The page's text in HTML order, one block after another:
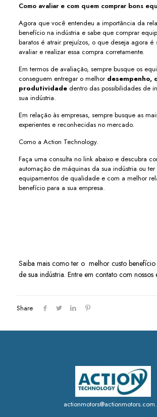
Como avaliar e com quem comprar bons
Agora que você entendeu a importância da
benefício na indústria e sabe que comprar
baratos é atrair prejuízos, o que deseja agora é
avaliar e realizar essa compra corretamente.
Em termos de avaliação, sempre busque os
conseguem entregar o melhor desempenho,
produtividade dentro das possibilidades de
sua indústria.
Em relação às empresas, sempre busque as
experientes e reconhecidas no mercado.
Como a Action Technology.
Faça uma consulta no link abaixo e descubra
automação de máquinas da sua indústria ou
equipamentos de qualidade e com a melhor
benefício para a sua empresa.
Saiba mais como ter o melhor custo
de sua indústria. Entre em contato com nossos
Share